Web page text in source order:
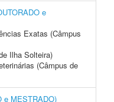
e
Exatas (Câmpus
Ilha Solteira)
(Câmpus de
e MESTRADO)